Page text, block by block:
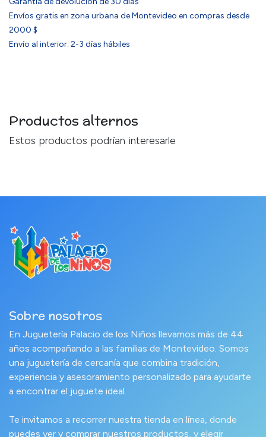
Envíos gratis en zona urbana de Montevideo en compras desde
2000 $
Envío al interior: 2-3 días hábiles
Productos alternos
Estos productos podrían interesarle
Sobre nosotros
En Juguetería Palacio de los Niños llevamos más de 44
años acompañando a las familias de Montevideo. Somos
una juguetería de cercanía que combina tradición,
experiencia y asesoramiento personalizado para ayudarte
a encontrar el juguete ideal.
Te invitamos a recorrer nuestra tienda en línea, donde
puedes ver y comprar nuestros productos, y elegir